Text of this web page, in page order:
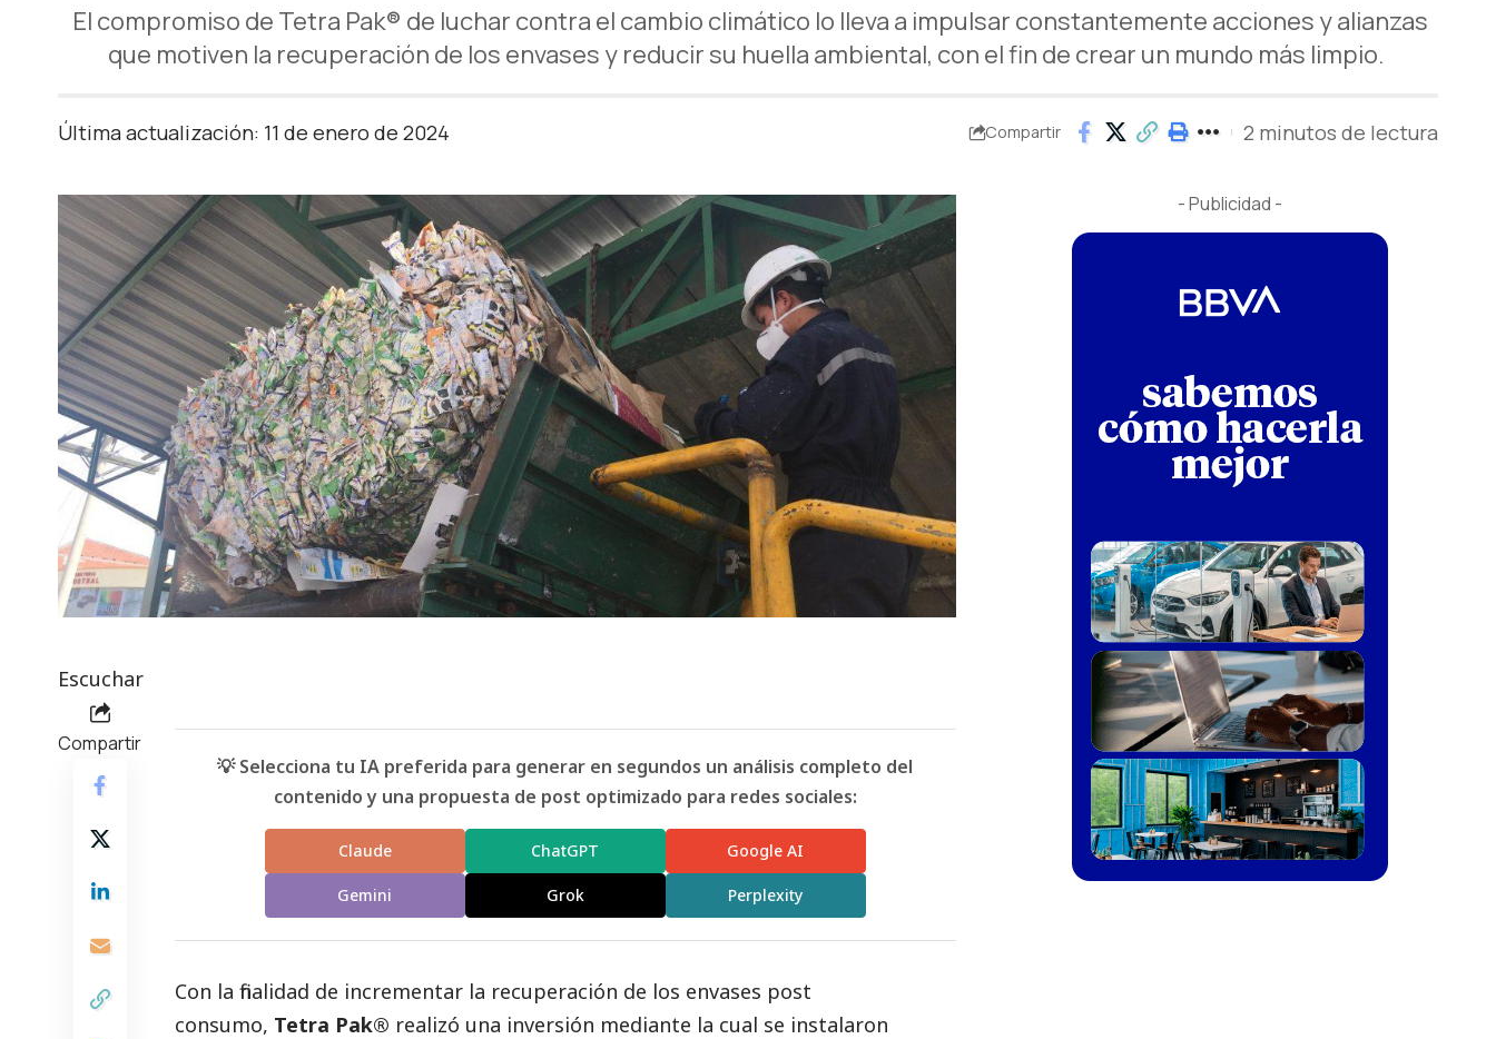
El compromiso de Tetra Pak® de luchar contra el cambio climático lo lleva a impulsar constantemente acciones y alianzas
que motiven la recuperación de los envases y reducir su huella ambiental, con el fin de crear un mundo más limpio.
Última actualización: 11 de enero de 2024 Compartir 2 minutos de lectura
Escuchar
Compartir
💡 Selecciona tu IA preferida para generar en segundos un análisis completo del
contenido y una propuesta de post optimizado para redes sociales:
Claude ChatGPT Google AI
Gemini Grok Perplexity
Con la finalidad de incrementar la recuperación de los envases post
consumo, Tetra Pak® realizó una inversión mediante la cual se instalaron
- Publicidad -